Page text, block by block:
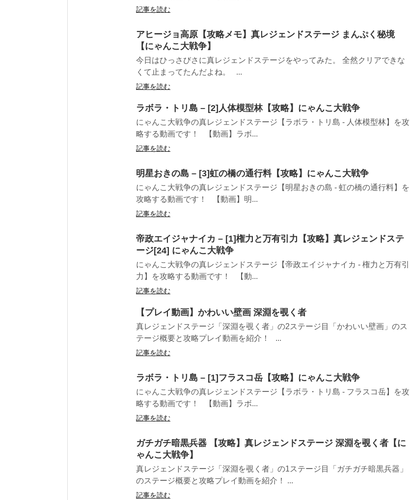
記事を読む
アヒージョ高原【攻略メモ】真レジェンドステージ まんぷく秘境
【にゃんこ大戦争】
今日はひっさびさに真レジェンドステージをやってみた。 全然クリアできな
くて止まってたんだよね。 ...
記事を読む
ラボラ・トリ島 – [2]人体模型林【攻略】にゃんこ大戦争
にゃんこ大戦争の真レジェンドステージ【ラボラ・トリ島 - 人体模型林】を攻
略する動画です！ 【動画】ラボ...
記事を読む
明星おきの島 – [3]虹の橋の通行料【攻略】にゃんこ大戦争
にゃんこ大戦争の真レジェンドステージ【明星おきの島 - 虹の橋の通行料】を
攻略する動画です！ 【動画】明...
記事を読む
帝政エイジャナイカ – [1]権力と万有引力【攻略】真レジェンドステ
ージ[24] にゃんこ大戦争
にゃんこ大戦争の真レジェンドステージ【帝政エイジャナイカ - 権力と万有引
力】を攻略する動画です！ 【動...
記事を読む
【プレイ動画】かわいい壁画 深淵を覗く者
真レジェンドステージ「深淵を覗く者」の2ステージ目「かわいい壁画」のス
テージ概要と攻略プレイ動画を紹介！ ...
記事を読む
ラボラ・トリ島 – [1]フラスコ岳【攻略】にゃんこ大戦争
にゃんこ大戦争の真レジェンドステージ【ラボラ・トリ島 - フラスコ岳】を攻
略する動画です！ 【動画】ラボ...
記事を読む
ガチガチ暗黒兵器 【攻略】真レジェンドステージ 深淵を覗く者【に
ゃんこ大戦争】
真レジェンドステージ「深淵を覗く者」の1ステージ目「ガチガチ暗黒兵器」
のステージ概要と攻略プレイ動画を紹介！ ...
記事を読む